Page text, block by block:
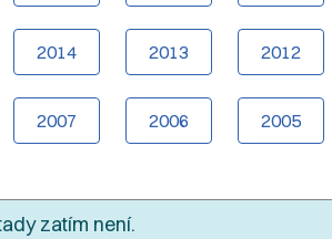
2014 2013 2012
2007 2006 2005
zatím není.